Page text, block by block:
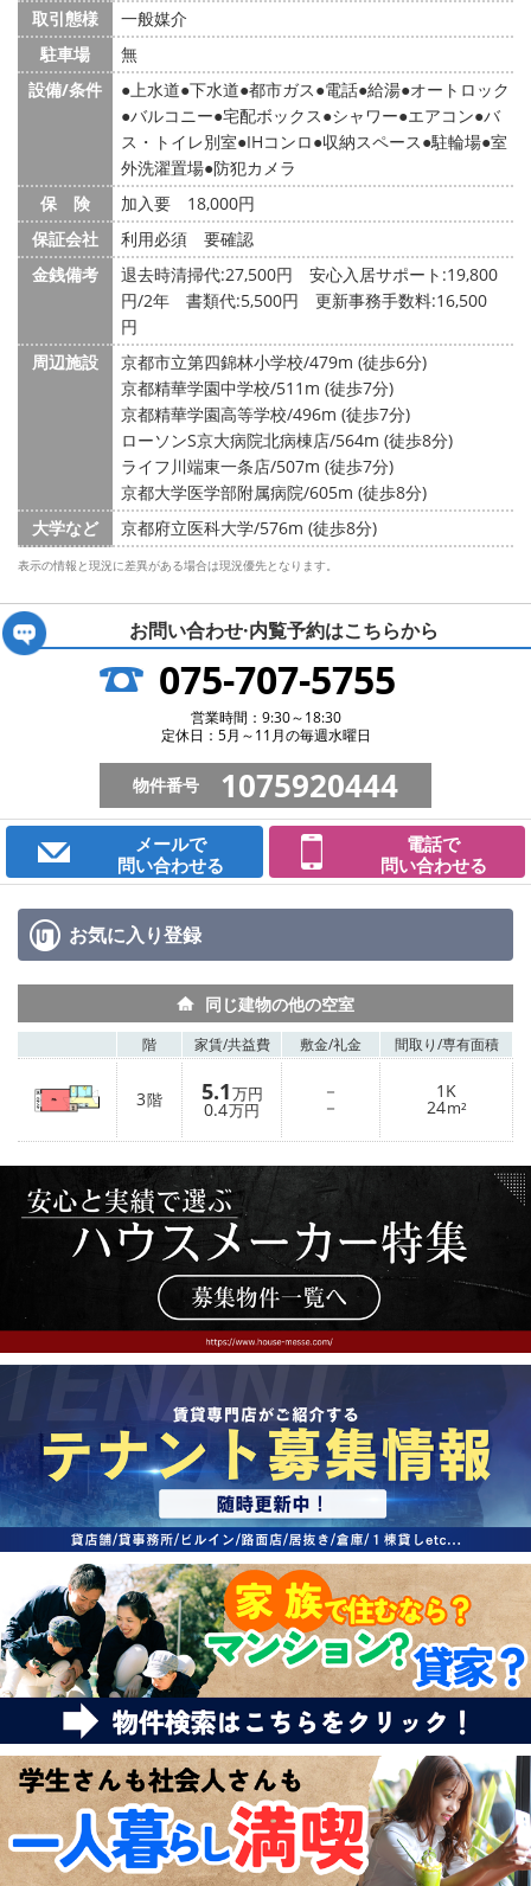
取引態様
一般媒介
駐車場
無
設備/条件
上水道 下水道 都市ガス 電話 給湯 オートロック
バルコニー 宅配ボックス シャワー エアコン バ
ス・トイレ別室 IHコンロ 収納スペース 駐輪場 室
外洗濯置場 防犯カメラ
保 険
加入要 18,000円
保証会社
利用必須 要確認
金銭備考
退去時清掃代:27,500円 安心入居サポート:19,800
円/2年 書類代:5,500円 更新事務手数料:16,500
円
周辺施設
京都市立第四錦林小学校/479m (徒歩6分)
京都精華学園中学校/511m (徒歩7分)
京都精華学園高等学校/496m (徒歩7分)
ローソンS京大病院北病棟店/564m (徒歩8分)
ライフ川端東一条店/507m (徒歩7分)
京都大学医学部附属病院/605m (徒歩8分)
大学など
京都府立医科大学/576m (徒歩8分)
表示の情報と現況に差異がある場合は現況優先となります。
お問い合わせ·内覧予約はこちらから
075-707-5755
営業時間：9:30～18:30
定休日：5月～11月の毎週水曜日
物件番号 1075920444
メールで
問い合わせる
電話で
問い合わせる
お気に入り登録
同じ建物の他の空室
階 家賃/共益費 敷金/礼金 間取り/専有面積
3階 5.1万円
0.4万円
－
－
1K
24m²